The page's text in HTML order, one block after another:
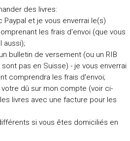
des livres:
Paypal et je vous enverrai le(s)
les frais d'envoi (que vous
aussi);
bulletin de versement (ou un RIB
pas en Suisse) - je vous enverrai
comprendra les frais d'envoi;
dû sur mon compte (voir ci-
livres avec une facture pour les
si vous êtes domiciliés en